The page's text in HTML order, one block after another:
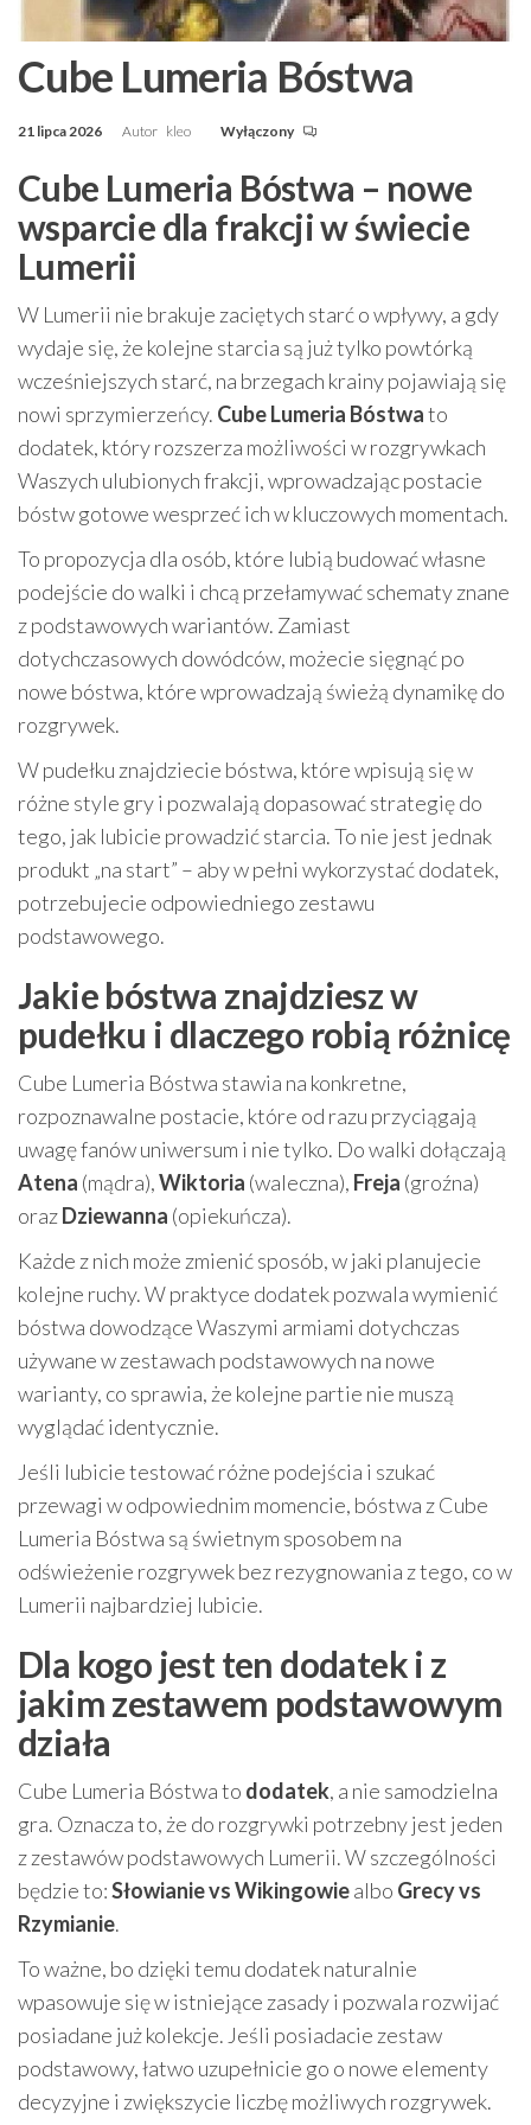
Cube Lumeria Bóstwa
21 lipca 2026 Autor kleo Wyłączony
Cube Lumeria Bóstwa – nowe
wsparcie dla frakcji w świecie
Lumerii
W Lumerii nie brakuje zaciętych starć o wpływy, a gdy
wydaje się, że kolejne starcia są już tylko powtórką
wcześniejszych starć, na brzegach krainy pojawiają się
nowi sprzymierzeńcy. Cube Lumeria Bóstwato
dodatek, który rozszerza możliwości w rozgrywkach
Waszych ulubionych frakcji, wprowadzając postacie
bóstw gotowe wesprzeć ich w kluczowych momentach.
To propozycja dla osób, które lubią budować własne
podejście do walki i chcą przełamywać schematy znane
z podstawowych wariantów. Zamiast
dotychczasowych dowódców, możecie sięgnąć po
nowe bóstwa, które wprowadzają świeżą dynamikę do
rozgrywek.
W pudełku znajdziecie bóstwa, które wpisują się w
różne style gry i pozwalają dopasować strategię do
tego, jak lubicie prowadzić starcia. To nie jest jednak
produkt „na start” – aby w pełni wykorzystać dodatek,
potrzebujecie odpowiedniego zestawu
podstawowego.
Jakie bóstwa znajdziesz w
pudełku i dlaczego robią różnicę
Cube Lumeria Bóstwa stawia na konkretne,
rozpoznawalne postacie, które od razu przyciągają
uwagę fanów uniwersum i nie tylko. Do walki dołączają
Atena (mądra),Wiktoria (waleczna), Freja (groźna)
orazDziewanna (opiekuńcza).
Każde z nich może zmienić sposób, w jaki planujecie
kolejne ruchy. W praktyce dodatek pozwala wymienić
bóstwa dowodzące Waszymi armiami dotychczas
używane w zestawach podstawowych na nowe
warianty, co sprawia, że kolejne partie nie muszą
wyglądać identycznie.
Jeśli lubicie testować różne podejścia i szukać
przewagi w odpowiednim momencie, bóstwa z Cube
Lumeria Bóstwa są świetnym sposobem na
odświeżenie rozgrywek bez rezygnowania z tego, co w
Lumerii najbardziej lubicie.
Dla kogo jest ten dodatek i z
jakim zestawem podstawowym
działa
Cube Lumeria Bóstwa to dodatek, a nie samodzielna
gra. Oznacza to, że do rozgrywki potrzebny jest jeden
z zestawów podstawowych Lumerii. W szczególności
będzie to:Słowianie vs Wikingowiealbo Grecy vs
Rzymianie.
To ważne, bo dzięki temu dodatek naturalnie
wpasowuje się w istniejące zasady i pozwala rozwijać
posiadane już kolekcje. Jeśli posiadacie zestaw
podstawowy, łatwo uzupełnicie go o nowe elementy
decyzyjne i zwiększycie liczbę możliwych rozgrywek.